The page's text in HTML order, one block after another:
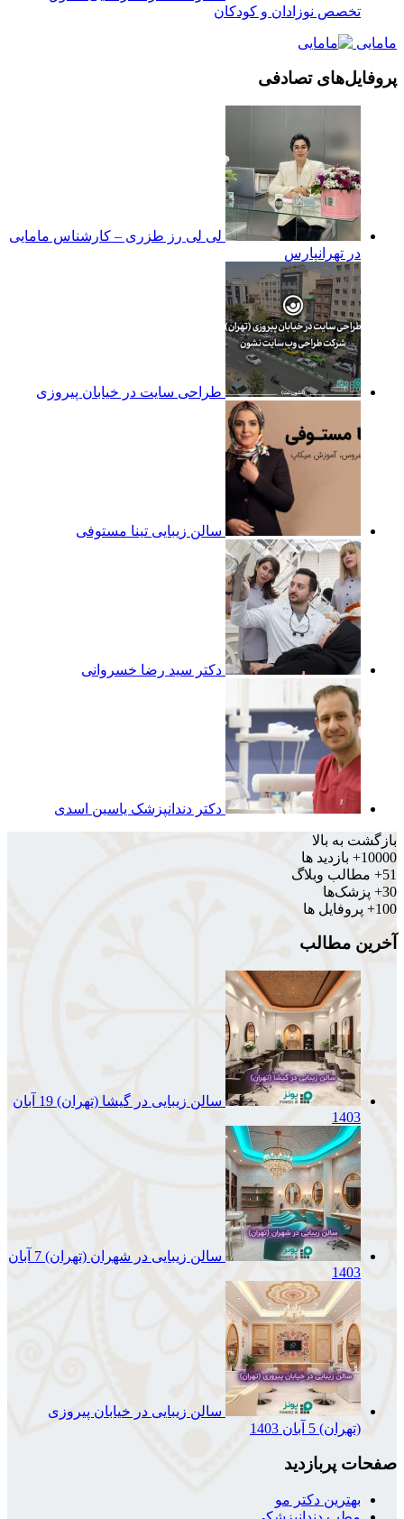
تخصص نوزادان و کودکان
مامایی
پروفایل‌های تصادفی
لی لی رز طزری – کارشناس مامایی
در تهرانپارس
طراحی سایت در خیابان پیروزی
سالن زیبایی تینا مستوفی
دکتر سید رضا خسروانی
دکتر دندانپزشک یاسین اسدی
بازگشت به بالا
10000+
بازدید ها
51+
مطالب وبلاگ
30+
پزشک‌ها
100+
پروفایل ها
آخرین مطالب
سالن زیبایی در گیشا (تهران)
19 آبان
1403
سالن زیبایی در شهران (تهران)
7 آبان
1403
سالن زیبایی در خیابان پیروزی
(تهران) 5 آبان 1403
صفحات پربازدید
بهترین دکتر مو